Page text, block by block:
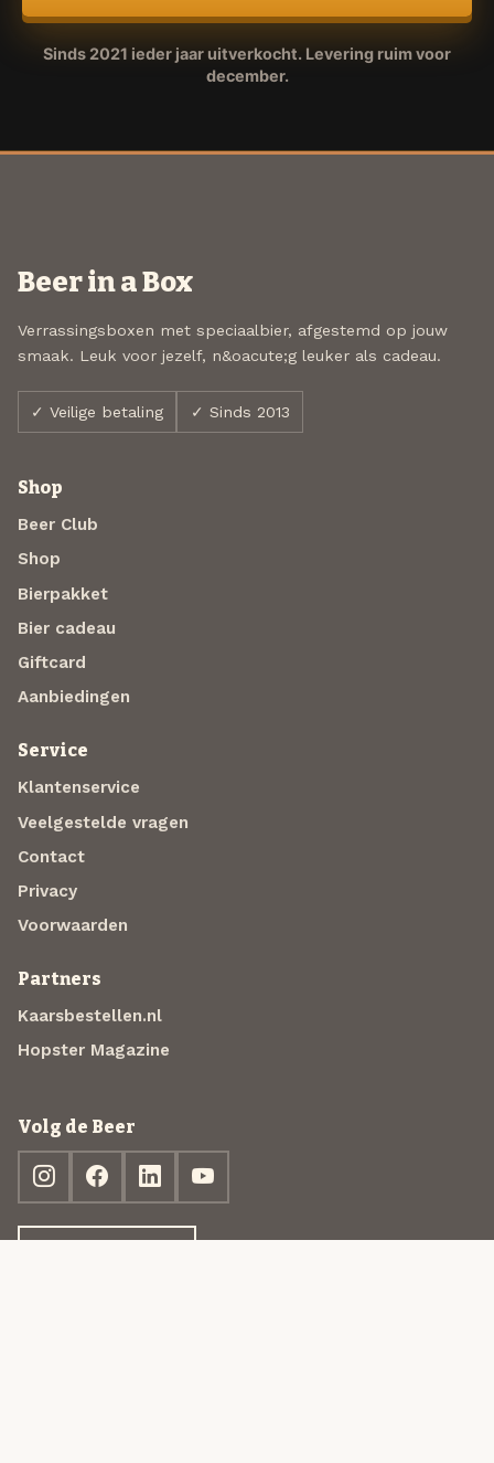
Sinds 2021 ieder jaar uitverkocht. Levering ruim voor
december.
Beer in a Box
Verrassingsboxen met speciaalbier, afgestemd op jouw
smaak. Leuk voor jezelf, n&oacute;g leuker als cadeau.
✓ Veilige betaling ✓ Sinds 2013
Shop
Beer Club
Shop
Bierpakket
Bier cadeau
Giftcard
Aanbiedingen
Service
Klantenservice
Veelgestelde vragen
Contact
Privacy
Voorwaarden
Partners
Kaarsbestellen.nl
Hopster Magazine
Volg de Beer